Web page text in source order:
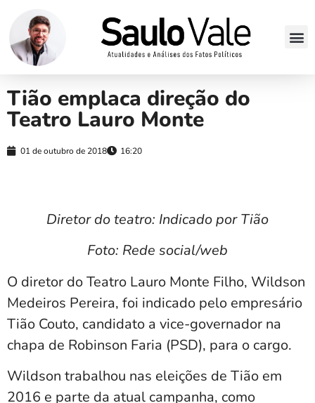
Tião emplaca direção do
Teatro Lauro Monte
01 de outubro de 2018 16:20
Diretor do teatro: Indicado por Tião
Foto: Rede social/web
O diretor do Teatro Lauro Monte Filho, Wildson
Medeiros Pereira, foi indicado pelo empresário
Tião Couto, candidato a vice-governador na
chapa de Robinson Faria (PSD), para o cargo.
Wildson trabalhou nas eleições de Tião em
2016 e parte da atual campanha, como